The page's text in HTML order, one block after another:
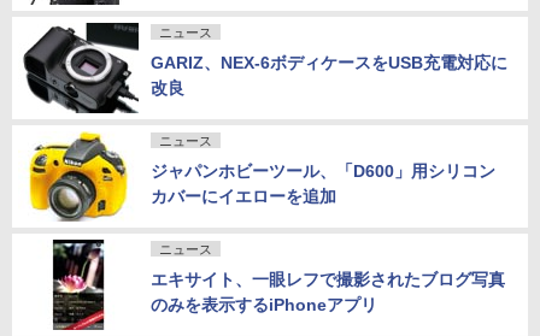
ニュース
GARIZ、NEX-6ボディケースをUSB充電対応に
改良
ニュース
ジャパンホビーツール、「D600」用シリコン
カバーにイエローを追加
ニュース
エキサイト、一眼レフで撮影されたブログ写真
のみを表示するiPhoneアプリ